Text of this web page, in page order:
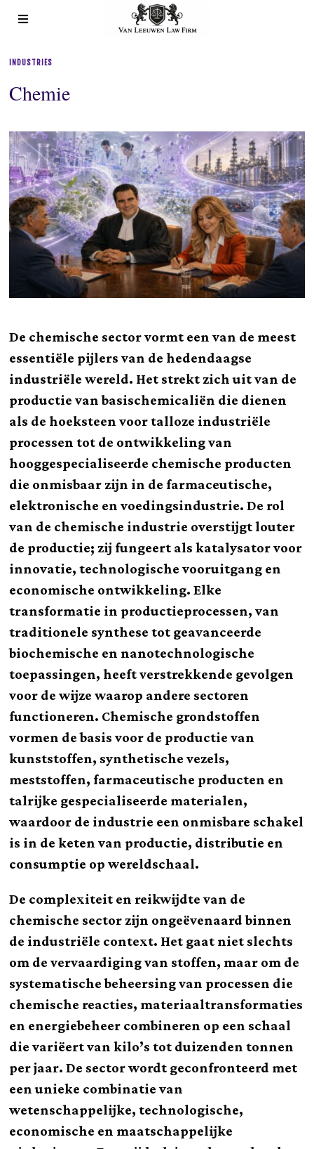
INDUSTRIES
Chemie
De chemische sector vormt een van de meest
essentiële pijlers van de hedendaagse
industriële wereld. Het strekt zich uit van de
productie van basischemicaliën die dienen
als de hoeksteen voor talloze industriële
processen tot de ontwikkeling van
hooggespecialiseerde chemische producten
die onmisbaar zijn in de farmaceutische,
elektronische en voedingsindustrie. De rol
van de chemische industrie overstijgt louter
de productie; zij fungeert als katalysator voor
innovatie, technologische vooruitgang en
economische ontwikkeling. Elke
transformatie in productieprocessen, van
traditionele synthese tot geavanceerde
biochemische en nanotechnologische
toepassingen, heeft verstrekkende gevolgen
voor de wijze waarop andere sectoren
functioneren. Chemische grondstoffen
vormen de basis voor de productie van
kunststoffen, synthetische vezels,
meststoffen, farmaceutische producten en
talrijke gespecialiseerde materialen,
waardoor de industrie een onmisbare schakel
is in de keten van productie, distributie en
consumptie op wereldschaal.
De complexiteit en reikwijdte van de
chemische sector zijn ongeëvenaard binnen
de industriële context. Het gaat niet slechts
om de vervaardiging van stoffen, maar om de
systematische beheersing van processen die
chemische reacties, materiaaltransformaties
en energiebeheer combineren op een schaal
die variëert van kilo’s tot duizenden tonnen
per jaar. De sector wordt geconfronteerd met
een unieke combinatie van
wetenschappelijke, technologische,
economische en maatschappelijke